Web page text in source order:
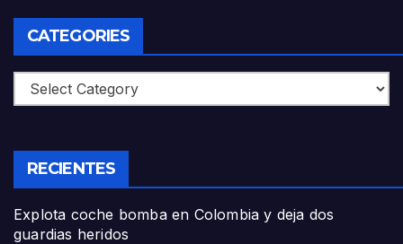
CATEGORIES
Categories
RECIENTES
Explota coche bomba en Colombia y deja dos
guardias heridos